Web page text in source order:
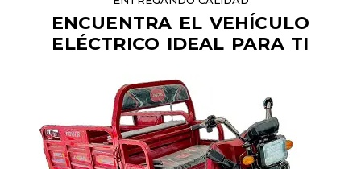
ENCUENTRA EL VEHÍCULO
ELÉCTRICO IDEAL PARA TI